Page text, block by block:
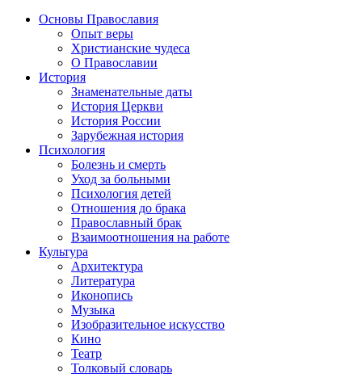
Основы Православия
Опыт веры
Христианские чудеса
О Православии
История
Знаменательные даты
История Церкви
История России
Зарубежная история
Психология
Болезнь и смерть
Уход за больными
Психология детей
Отношения до брака
Православный брак
Взаимоотношения на работе
Культура
Архитектура
Литература
Иконопись
Музыка
Изобразительное искусство
Кино
Театр
Толковый словарь